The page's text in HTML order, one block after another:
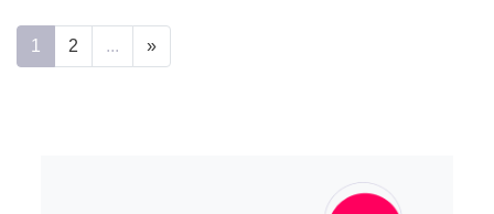
1 2 ... »